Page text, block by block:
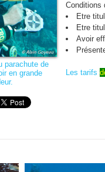
parachute de
en grande
Conditions
Etre
Etre
Avoir
Les tarifs